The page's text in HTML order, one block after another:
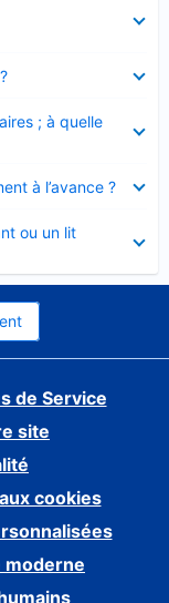
; à quelle
à l’avance ?
ou un lit
de Service
site
cookies
moderne